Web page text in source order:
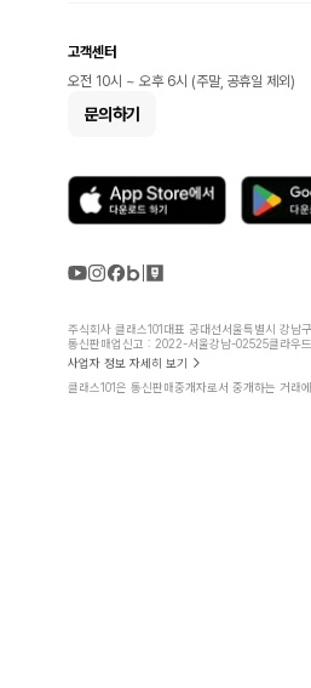
고객센터
오전 10시 ~ 오후 6시 (주말, 공휴일 제외)
문의하기
주식회사 클래스101 대표 공대선서울특별시 강남
통신판매업신고 : 2022-서울강남-02525클라우
사업자 정보 자세히 보기
클래스101은 통신판매중개자로서 중개하는 거래